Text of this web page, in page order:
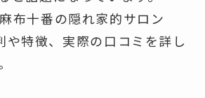
布十番の隠れ家的サロン
や特徴、実際の口コミを詳し